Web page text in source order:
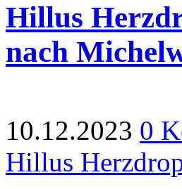
Hillus
nach
10.12.2023 0
Hillus